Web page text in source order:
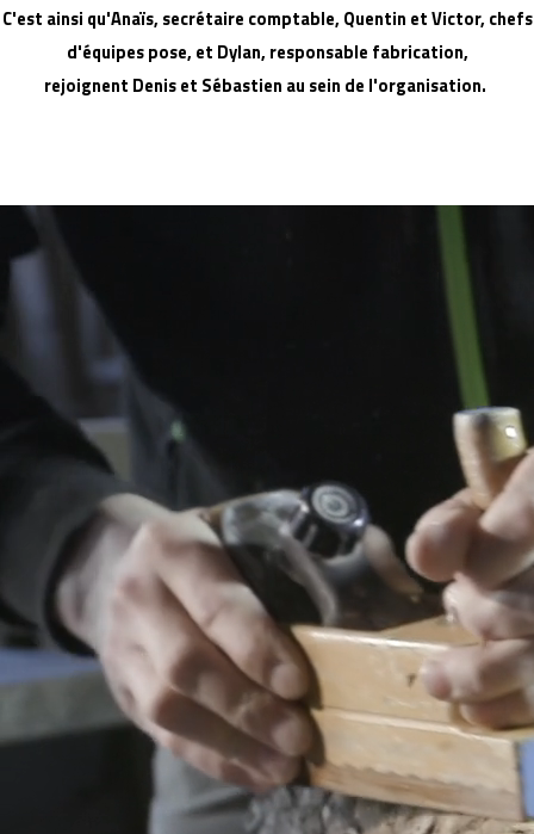
C'est ainsi qu'Anaïs, secrétaire comptable, Quentin et Victor, chefs
d'équipes pose, et Dylan, responsable fabrication,
rejoignent Denis et Sébastien au sein de l'organisation.